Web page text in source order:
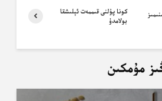
كونا پۇلنى قىممەت ئېلىشقا
بولامدۇ
مۇمكىن